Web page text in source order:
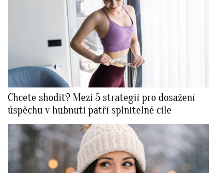
Chcete shodit? Mezi 5 strategií pro dosažení
úspěchu v hubnutí patří splnitelné cíle